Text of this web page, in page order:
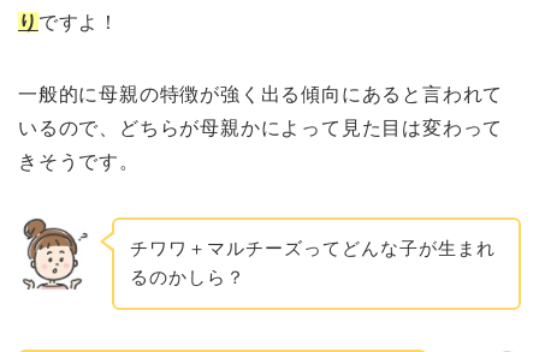
り ですよ！
一般的に母親の特徴が強く出る傾向にあると言われて
いるので、どちらが母親かによって見た目は変わって
きそうです。
チワワ＋マルチーズってどんな子が生まれ
るのかしら？